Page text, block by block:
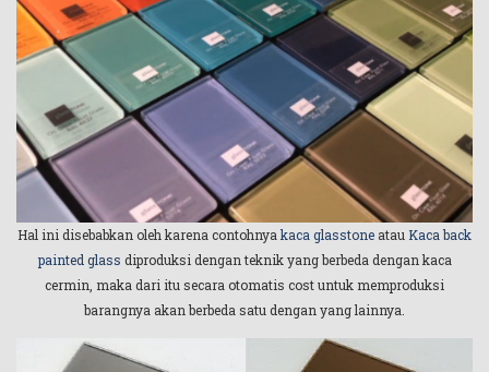
Hal ini disebabkan oleh karena contohnya kaca glasstone atau Kaca back
painted glass diproduksi dengan teknik yang berbeda dengan kaca
cermin, maka dari itu secara otomatis cost untuk memproduksi
barangnya akan berbeda satu dengan yang lainnya.